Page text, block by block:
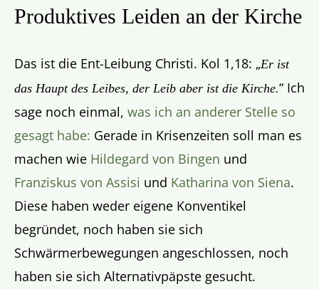
Produktives Leiden an der Kirche
Das ist die Ent-Leibung Christi. Kol 1,18: „Er ist
das Haupt des Leibes, der Leib aber ist die Kirche.“ Ich
sage noch einmal, was ich an anderer Stelle so
gesagt habe: Gerade in Krisenzeiten soll man es
machen wie Hildegard von Bingen und
Franziskus von Assisi und Katharina von Siena.
Diese haben weder eigene Konventikel
begründet, noch haben sie sich
Schwärmerbewegungen angeschlossen, noch
haben sie sich Alternativpäpste gesucht.